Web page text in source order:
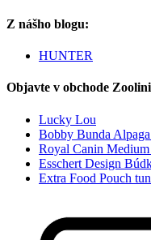
Z nášho blogu:
HUNTER
Objavte v obchode
Lucky Lou
Bobby Bunda
Royal Canin
Esschert Design
Extra Food Pouch